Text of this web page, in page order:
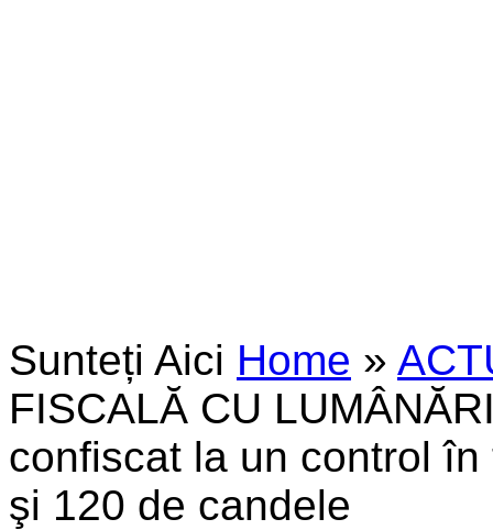
Sunteți Aici Home »
FISCALĂ CU
confiscat la un control
şi 120 de candele